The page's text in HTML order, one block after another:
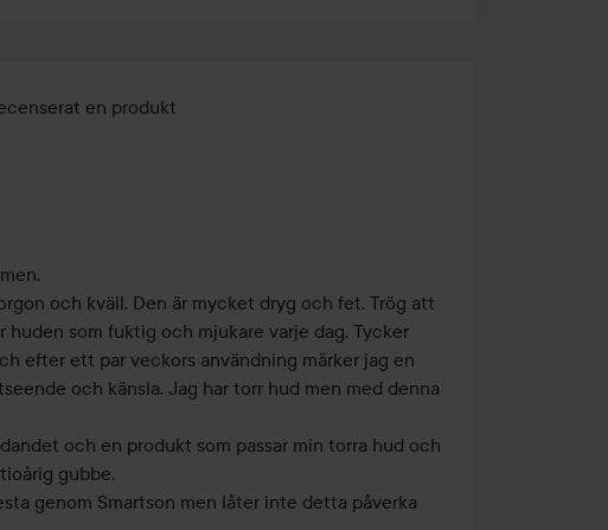
en produkt
år
och kväll. Den är mycket dryg och fet. Trög att
huden som fuktig och mjukare varje dag. Tycker
efter ett par veckors användning märker jag en
och känsla. Jag har torr hud men med denna
och en produkt som passar min torra hud och
gubbe.
genom Smartson men låter inte detta påverka